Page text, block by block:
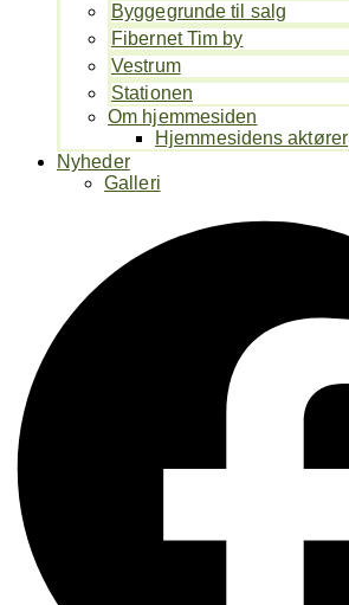
Byggegrunde til salg
Fibernet Tim by
Vestrum
Stationen
Om hjemmesiden
Hjemmesidens aktører
Nyheder
Galleri